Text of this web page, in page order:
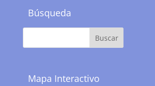
Búsqueda
Mapa Interactivo